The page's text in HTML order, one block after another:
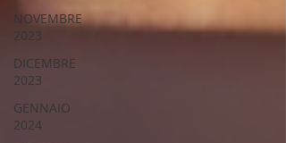
NOVEMBRE
2023
DICEMBRE
2023
GENNAIO
2024